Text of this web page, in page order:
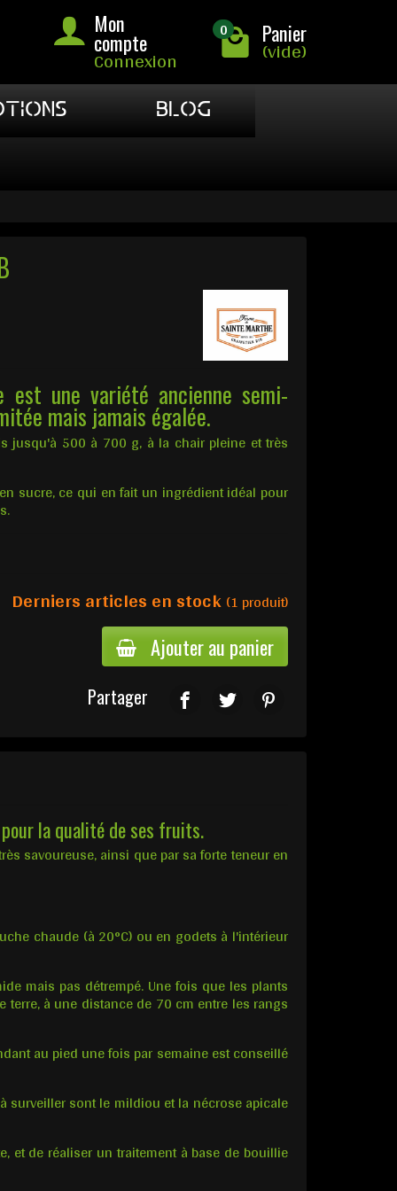
Mon
compte
Connexion
0 Panier
(vide)
BLOG
une variété ancienne semi-
mais jamais égalée.
jusqu'à 500 à 700 g, à la chair pleine et très
sucre, ce qui en fait un ingrédient idéal pour
Derniers articles en stock (1 produit)
Ajouter au panier
Partager
la qualité de ses fruits.
savoureuse, ainsi que par sa forte teneur en
chaude (à 20°C) ou en godets à l'intérieur
mais pas détrempé. Une fois que les plants
à une distance de 70 cm entre les rangs
au pied une fois par semaine est conseillé
surveiller sont le mildiou et la nécrose apicale
et de réaliser un traitement à base de bouillie